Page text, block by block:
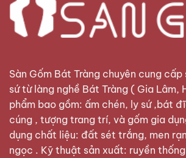
Sàn Gốm Bát Tràng chuyên cung cấp
sứ từ làng nghề Bát Tràng ( Gia Lâm,
phẩm bao gồm: ấm chén, ly sứ ,bát
cúng , tượng trang trí, và gốm gia
dụng chất liệu: đất sét trắng, men
ngọc . Kỹ thuật sản xuất: ruyền